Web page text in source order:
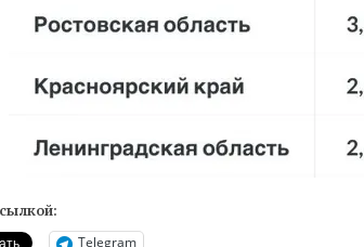
Telegram